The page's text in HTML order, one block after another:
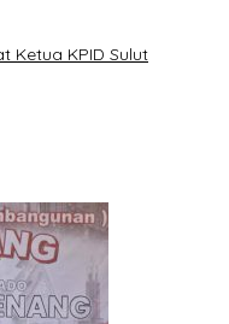
Ketua KPID Sulut